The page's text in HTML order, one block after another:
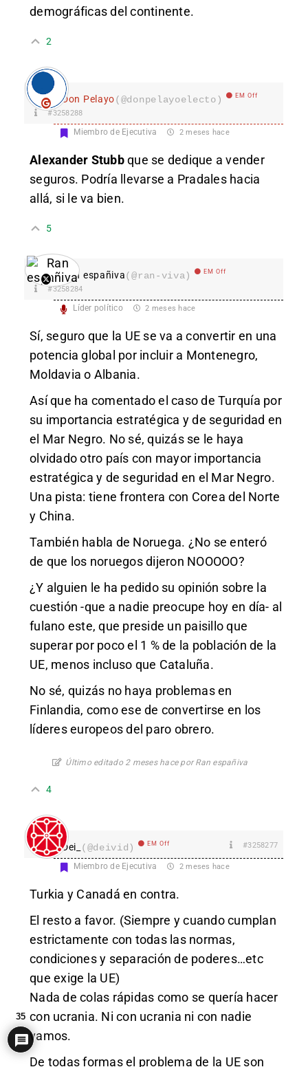
demográficas del continente.
2
Don Pelayo(@donpelayoelecto) EM Off
#3258288
Miembro de Ejecutiva 2 meses hace
Alexander Stubbque se dedique a vender
seguros. Podría llevarse a Pradales hacia
allá, si le va bien.
5
Ran españiva(@ran-viva) EM Off
#3258284
Líder político 2 meses hace
Sí, seguro que la UE se va a convertir en una
potencia global por incluir a Montenegro,
Moldavia o Albania.
Así que ha comentado el caso de Turquía por
su importancia estratégica y de seguridad en
el Mar Negro. No sé, quizás se le haya
olvidado otro país con mayor importancia
estratégica y de seguridad en el Mar Negro.
Una pista: tiene frontera con Corea del Norte
y China.
También habla de Noruega. ¿No se enteró
de que los noruegos dijeron NOOOOO?
¿Y alguien le ha pedido su opinión sobre la
cuestión -que a nadie preocupe hoy en día- al
fulano este, que preside un paisillo que
superar por poco el 1 % de la población de la
UE, menos incluso que Cataluña.
No sé, quizás no haya problemas en
Finlandia, como ese de convertirse en los
líderes europeos del paro obrero.
Último editado 2 meses hace por Ran españiva
4
Dei_ (@deivid) EM Off #3258277
Miembro de Ejecutiva 2 meses hace
Turkia y Canadá en contra.
El resto a favor. (Siempre y cuando cumplan
estrictamente con todas las normas,
condiciones y separación de poderes…etc
que exige la UE)
Nada de colas rápidas como se quería hacer
con ucrania. Ni con ucrania ni con nadie
vamos.
De todas formas el problema de la UE son
35